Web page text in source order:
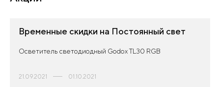
Временные скидки на Постоянный свет
Осветитель светодиодный Godox TL30 RGB
21.09.2021 01.10.2021